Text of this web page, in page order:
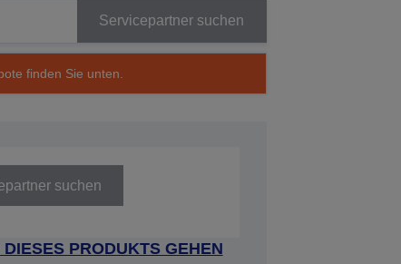
Servicepartner suchen
finden Sie unten.
suchen
PRODUKTS GEHEN